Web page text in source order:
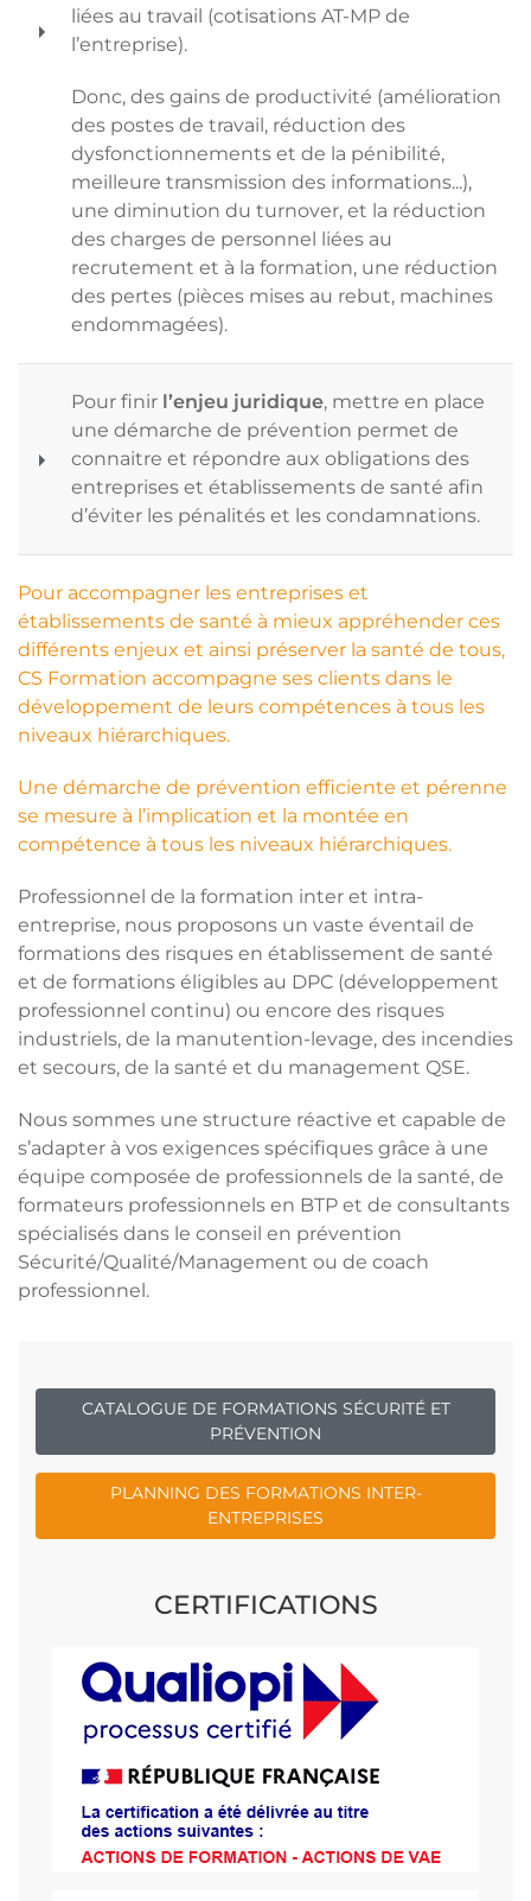
liées au travail (cotisations AT-MP de
l’entreprise).
Donc, des gains de productivité (amélioration
des postes de travail, réduction des
dysfonctionnements et de la pénibilité,
meilleure transmission des informations...),
une diminution du turnover, et la réduction
des charges de personnel liées au
recrutement et à la formation, une réduction
des pertes (pièces mises au rebut, machines
endommagées).
Pour finir l’enjeu juridique, mettre en place
une démarche de prévention permet de
connaitre et répondre aux obligations des
entreprises et établissements de santé afin
d’éviter les pénalités et les condamnations.
Pour accompagner les entreprises et
établissements de santé à mieux appréhender ces
différents enjeux et ainsi préserver la santé de tous,
CS Formation accompagne ses clients dans le
développement de leurs compétences à tous les
niveaux hiérarchiques.
Une démarche de prévention efficiente et pérenne
se mesure à l’implication et la montée en
compétence à tous les niveaux hiérarchiques.
Professionnel de la formation inter et intra-
entreprise, nous proposons un vaste éventail de
formations des risques en établissement de santé
et de formations éligibles au DPC (développement
professionnel continu) ou encore des risques
industriels, de la manutention-levage, des incendies
et secours, de la santé et du management QSE.
Nous sommes une structure réactive et capable de
s’adapter à vos exigences spécifiques grâce à une
équipe composée de professionnels de la santé, de
formateurs professionnels en BTP et de consultants
spécialisés dans le conseil en prévention
Sécurité/Qualité/Management ou de coach
professionnel.
CATALOGUE DE FORMATIONS SÉCURITÉ ET
PRÉVENTION
PLANNING DES FORMATIONS INTER-
ENTREPRISES
CERTIFICATIONS